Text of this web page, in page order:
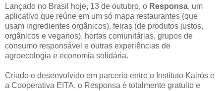
Lançado no Brasil hoje, 13 de outubro, o Responsa, um
aplicativo que reúne em um só mapa restaurantes (que
usam ingredientes orgânicos), feiras (de produtos justos,
orgânicos e veganos), hortas comunitárias, grupos de
consumo responsável e outras experiências de
agroecologia e economia solidária.
Criado e desenvolvido em parceria entre o Instituto Kairós e
a Cooperativa EITA, o Responsa é totalmente gratuito e